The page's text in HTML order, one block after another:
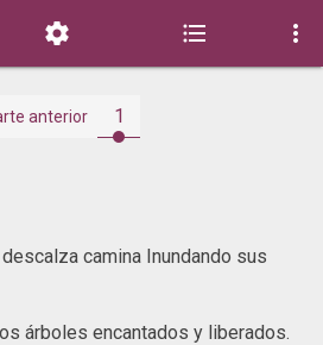
  
anterior 1
camina Inundando sus
árboles encantados y liberados.